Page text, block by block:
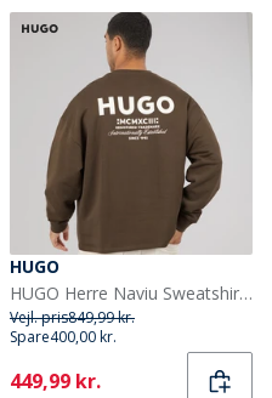
HUGO
HUGO Herre Naviu Sweatshirt Dark Brown
Vejl. pris849,99 kr.
Spare400,00 kr.
Current
449,99 kr.